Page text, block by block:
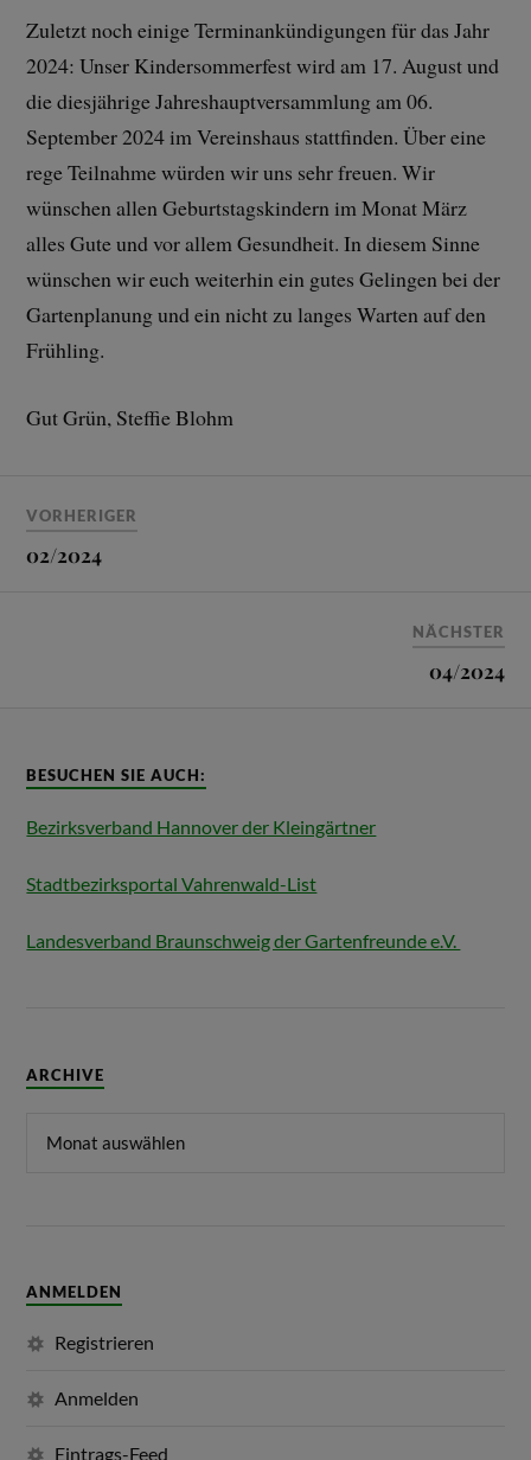
Zuletzt noch einige Terminankündigungen für das Jahr
2024: Unser Kindersommerfest wird am 17. August und
die diesjährige Jahreshauptversammlung am 06.
September 2024 im Vereinshaus stattfinden. Über eine
rege Teilnahme würden wir uns sehr freuen. Wir
wünschen allen Geburtstagskindern im Monat März
alles Gute und vor allem Gesundheit. In diesem Sinne
wünschen wir euch weiterhin ein gutes Gelingen bei der
Gartenplanung und ein nicht zu langes Warten auf den
Frühling.
Gut Grün, Steffie Blohm
VORHERIGER
02/2024
NÄCHSTER
04/2024
BESUCHEN SIE AUCH:
Bezirksverband Hannover der Kleingärtner
Stadtbezirksportal Vahrenwald-List
Landesverband Braunschweig der Gartenfreunde e.V.
ARCHIVE
ANMELDEN
Registrieren
Anmelden
Eintrags-Feed